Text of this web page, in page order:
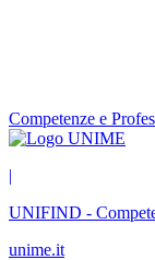
Competenze e
|
UNIFIND -
unime.it